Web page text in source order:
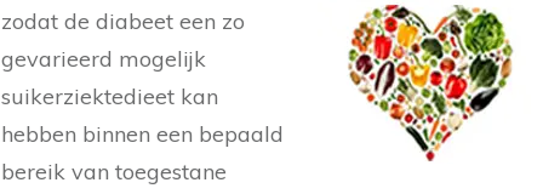
zodat de diabeet een zo
gevarieerd mogelijk
suikerziektedieet kan
hebben binnen een bepaald
bereik van toegestane